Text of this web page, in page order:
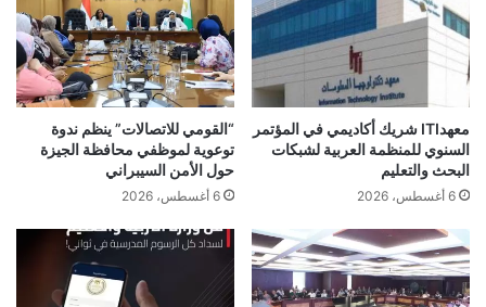
معهدITI شريك أكاديمي في المؤتمر
السنوي للمنظمة العربية لشبكات
البحث والتعليم
6 أغسطس، 2026
“القومي للاتصالات” ينظم ندوة
توعوية لموظفي محافظة الجيزة
حول الأمن السيبراني
6 أغسطس، 2026